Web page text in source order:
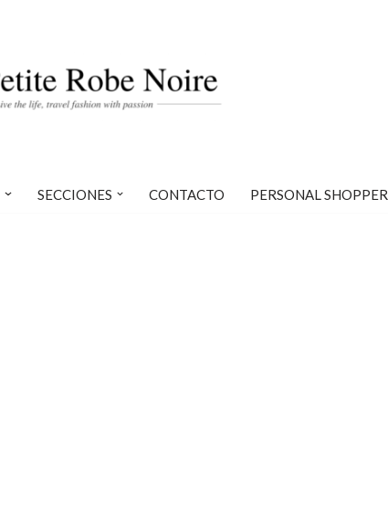
SECCIONES CONTACTO PERSONAL SHOPPER